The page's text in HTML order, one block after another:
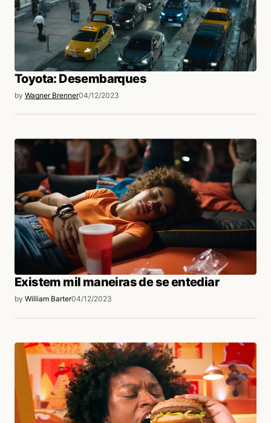
Toyota: Desembarques
by Wagner Brenner04/12/2023
Existem mil maneiras de se entediar
by William Barter04/12/2023